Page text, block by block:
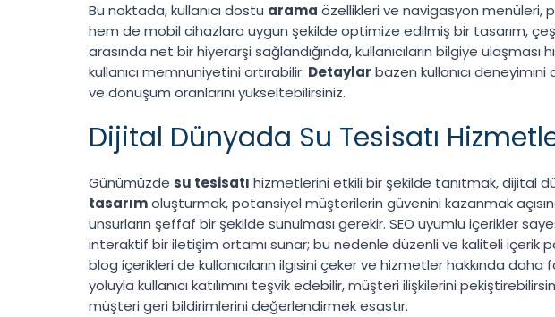
Bu noktada, kullanıcı dostu arama özellikleri ve navigasyon menüleri,
hem de mobil cihazlara uygun şekilde optimize edilmiş bir tasarım,
arasında net bir hiyerarşi sağlandığında, kullanıcıların bilgiye
kullanıcı memnuniyetini artırabilir. Detaylar bazen kullanıcı
ve dönüşüm oranlarını yükseltebilirsiniz.
Dijital Dünyada Su Tesisatı
Günümüzde su tesisatı hizmetlerini etkili bir şekilde tanıtmak, dijital
tasarımoluşturmak, potansiyel müşterilerin güvenini kazanmak
unsurların şeffaf bir şekilde sunulması gerekir. SEO uyumlu içerikler
interaktif bir iletişim ortamı sunar; bu nedenle düzenli ve kaliteli içerik
blog içerikleri de kullanıcıların ilgisini çeker ve hizmetler hakkında
yoluyla kullanıcı katılımını teşvik edebilir, müşteri ilişkilerini
müşteri geri bildirimlerini değerlendirmek esastır.